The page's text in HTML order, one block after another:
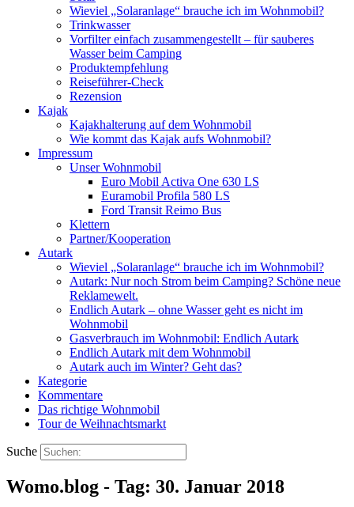
Wieviel „Solaranlage“ brauche ich im Wohnmobil?
Trinkwasser
Vorfilter einfach zusammengestellt – für sauberes
Wasser beim Camping
Produktempfehlung
Reiseführer-Check
Rezension
Kajak
Kajakhalterung auf dem Wohnmobil
Wie kommt das Kajak aufs Wohnmobil?
Impressum
Unser Wohnmobil
Euro Mobil Activa One 630 LS
Euramobil Profila 580 LS
Ford Transit Reimo Bus
Klettern
Partner/Kooperation
Autark
Wieviel „Solaranlage“ brauche ich im Wohnmobil?
Autark: Nur noch Strom beim Camping? Schöne neue
Reklamewelt.
Endlich Autark – ohne Wasser geht es nicht im
Wohnmobil
Gasverbrauch im Wohnmobil: Endlich Autark
Endlich Autark mit dem Wohnmobil
Autark auch im Winter? Geht das?
Kategorie
Kommentare
Das richtige Wohnmobil
Tour de Weihnachtsmarkt
Suche
Womo.blog - Tag: 30. Januar 2018